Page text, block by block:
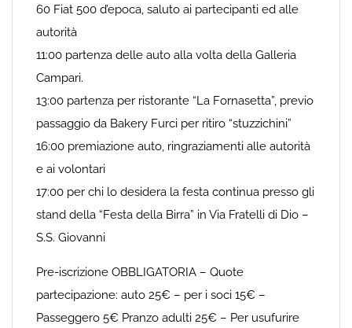
60 Fiat 500 d’epoca, saluto ai partecipanti ed alle
autorità
11:00 partenza delle auto alla volta della Galleria
Campari.
13:00 partenza per ristorante “La Fornasetta”, previo
passaggio da Bakery Furci per ritiro “stuzzichini”
16:00 premiazione auto, ringraziamenti alle autorità
e ai volontari
17:00 per chi lo desidera la festa continua presso gli
stand della “Festa della Birra” in Via Fratelli di Dio –
S.S. Giovanni
Pre-iscrizione OBBLIGATORIA – Quote
partecipazione: auto 25€ – per i soci 15€ –
Passeggero 5€ Pranzo adulti 25€ – Per usufurire